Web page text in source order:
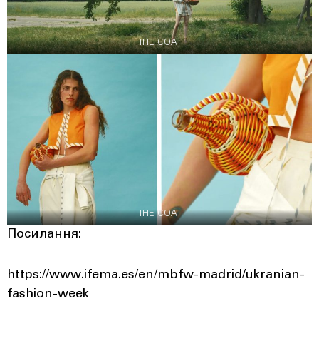
THE COAT
THE COAT
Посилання:
https://www.ifema.es/en/mbfw-madrid/ukranian-
fashion-week